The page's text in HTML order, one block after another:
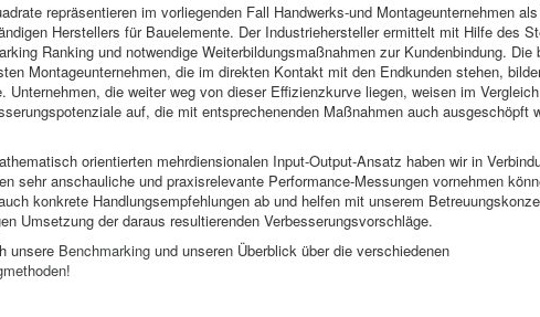
repräsentieren im vorliegenden Fall Handwerks-und Montageunternehmen
Herstellers für Bauelemente. Der Industriehersteller ermittelt mit Hilfe des
Ranking und notwendige Weiterbildungsmaßnahmen zur Kundenbindung. Die
Montageunternehmen, die im direkten Kontakt mit den Endkunden stehen,
Unternehmen, die weiter weg von dieser Effizienzkurve liegen, weisen im
auf, die mit entsprechenenden Maßnahmen auch ausgeschöpft
orientierten mehrdiensionalen Input-Output-Ansatz haben wir in
sehr anschauliche und praxisrelevante Performance-Messungen vornehmen
konkrete Handlungsempfehlungen ab und helfen mit unserem
Umsetzung der daraus resultierenden Verbesserungsvorschläge.
unsere Benchmarking und unseren Überblick über die verschiedenen
!